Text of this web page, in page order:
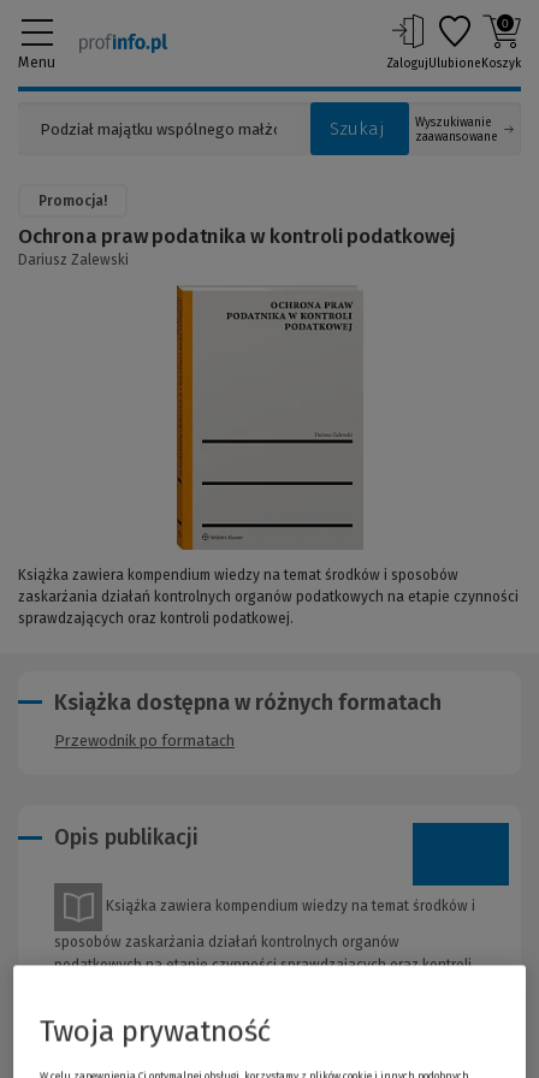
Menu
Szukaj
Wyszukiwanie
zaawansowane
ZalogujUlubione
0
Koszyk
Promocja!
Książka zawiera kompendium wiedzy na temat środków i sposobów
zaskarżania działań kontrolnych organów podatkowych na etapie czynności
sprawdzających oraz kontroli podatkowej.
Ochrona praw podatnika w kontroli podatkowej
Dariusz Zalewski
Opis publikacji
Książka zawiera kompendium wiedzy na temat środków i
sposobów zaskarżania działań kontrolnych organów
podatkowych na etapie czynności sprawdzających oraz kontroli
organów, czy też ich błędów proceduralnych, zanim jeszcze
Książka dostępna w różnych formatach
Przewodnik po formatach
Twoja prywatność